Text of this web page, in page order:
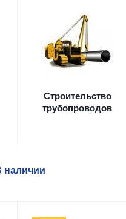
Строительство
трубопроводов
наличии